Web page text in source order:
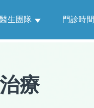
醫生團隊 門診時間
療